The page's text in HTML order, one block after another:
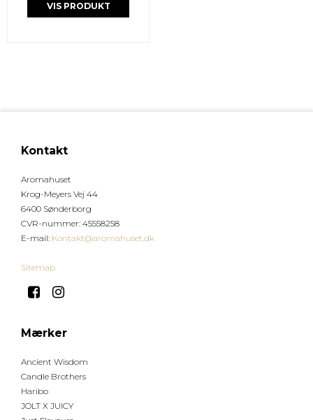
VIS PRODUKT
Kontakt
Aromahuset
Krog-Meyers Vej 44
6400 Sønderborg
CVR-nummer: 45558258
E-mail: Kontakt@aromahuset.dk
Sitemap
Mærker
Ancient Wisdom
Candle Brothers
Haribo
JOLT X JUICY